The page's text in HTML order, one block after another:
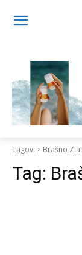
Tagovi Brašno
Tag: